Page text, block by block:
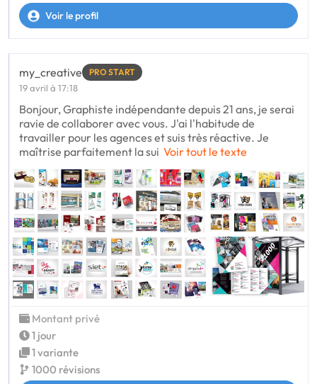
Voir le profil
my_creative PRO START
19 avril à 17:18
Bonjour, Graphiste indépendante depuis 21 ans, je serai
ravie de collaborer avec vous. J'ai l'habitude de
travailler pour les agences et suis très réactive. Je
maîtrise parfaitement la sui Voir tout le texte
Montant privé
1 jour
1 variante
1000 révisions